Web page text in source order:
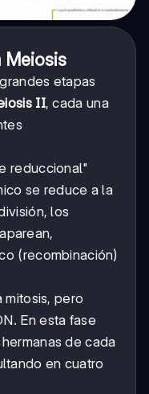
Meiosis
etapas
II, cada una
reduccional"
se reduce a la
los
(recombinación)
mitosis, pero
En esta fase
de cada
en cuatro